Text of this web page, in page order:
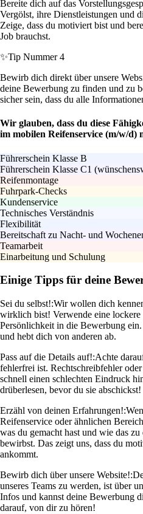
Bereite dich auf das
Vergölst, ihre Dienstleistungen und
Zeige, dass du motiviert bist und
Job brauchst.
✨Tip Nummer 4
Bewirb dich direkt über unsere
deine Bewerbung zu finden und zu
sicher sein, dass du alle
Wir glauben, dass du diese
im mobilen Reifenservice (m/w/d)
Führerschein Klasse B
Führerschein Klasse C1
Reifenmontage
Fuhrpark-Checks
Kundenservice
Technisches Verständnis
Flexibilität
Bereitschaft zu Nacht- und
Teamarbeit
Einarbeitung und Schulung
Einige Tipps für deine
Sei du selbst!:Wir wollen dich
wirklich bist! Verwende eine lockere
Persönlichkeit in die Bewerbung
und hebt dich von anderen ab.
Pass auf die Details auf!:Achte
fehlerfrei ist. Rechtschreibfehler
schnell einen schlechten Eindruck
drüberlesen, bevor du sie abschickst!
Erzähl von deinen Erfahrungen!:
Reifenservice oder ähnlichen
was du gemacht hast und wie das
bewirbst. Das zeigt uns, dass du
ankommt.
Bewirb dich über unsere Website!:
unseres Teams zu werden, ist über
Infos und kannst deine Bewerbung
darauf, von dir zu hören!